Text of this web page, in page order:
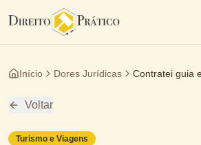
Início Dores Jurídicas
Voltar
Turismo e Viagens